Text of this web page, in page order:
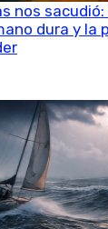
nos
dura y la